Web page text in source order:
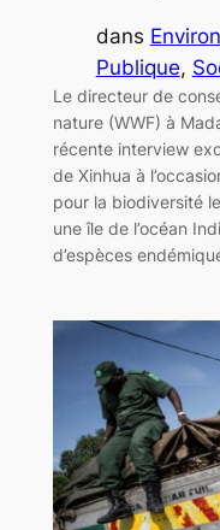
dans
Publique,
Le directeur de
nature (WWF) à
récente interview
de Xinhua à
pour la biodiversité
une île de l’océan
d’espèces